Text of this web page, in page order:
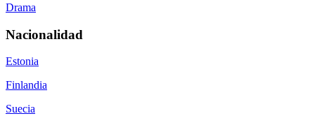
Drama
Nacionalidad
Estonia
Finlandia
Suecia